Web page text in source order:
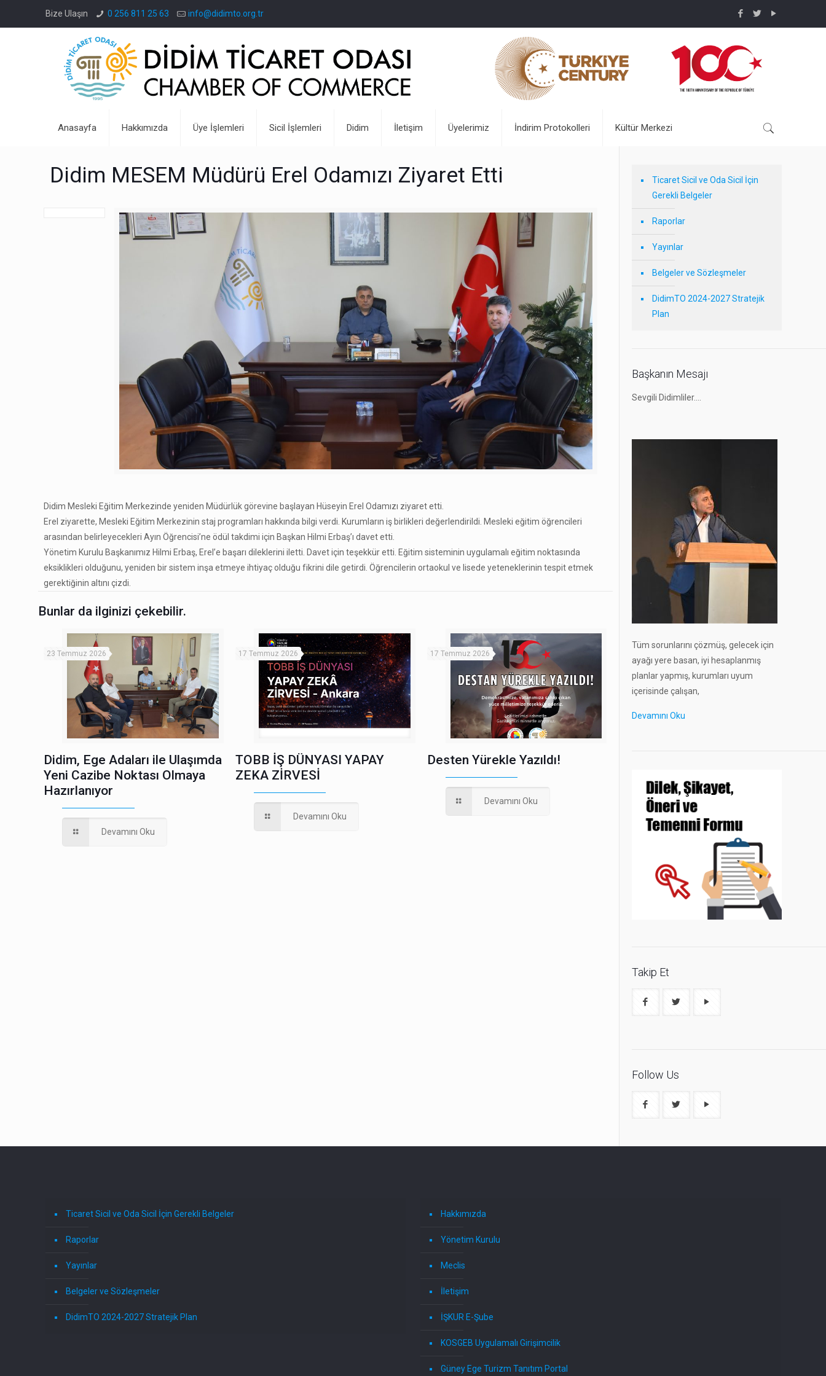
Bize Ulaşın 0 256 811 25 63 info@didimto.org.tr
Anasayfa Hakkımızda Üye İşlemleri Sicil İşlemleri Didim İletişim Üyelerimiz İndirim Protokolleri Kültür Merkezi
Didim MESEM Müdürü Erel Odamızı Ziyaret Etti
Didim Mesleki Eğitim Merkezinde yeniden Müdürlük görevine başlayan Hüseyin Erel Odamızı ziyaret etti.
Erel ziyarette, Mesleki Eğitim Merkezinin staj programları hakkında bilgi verdi. Kurumların iş birlikleri değerlendirildi. Mesleki eğitim öğrencileri
arasından belirleyecekleri Ayın Öğrencisi’ne ödül takdimi için Başkan Hilmi Erbaş’ı davet etti.
Yönetim Kurulu Başkanımız Hilmi Erbaş, Erel’e başarı dileklerini iletti. Davet için teşekkür etti. Eğitim sisteminin uygulamalı eğitim noktasında
eksiklikleri olduğunu, yeniden bir sistem inşa etmeye ihtiyaç olduğu fikrini dile getirdi. Öğrencilerin ortaokul ve lisede yeteneklerinin tespit etmek
gerektiğinin altını çizdi.
Bunlar da ilginizi çekebilir.
23 Temmuz 2026
Didim, Ege Adaları ile Ulaşımda
Yeni Cazibe Noktası Olmaya
Hazırlanıyor
Devamını Oku
17 Temmuz 2026
TOBB İŞ DÜNYASI YAPAY
ZEKA ZİRVESİ
Devamını Oku
17 Temmuz 2026
Desten Yürekle Yazıldı!
Devamını Oku
Ticaret Sicil ve Oda Sicil İçin
Gerekli Belgeler
Raporlar
Yayınlar
Belgeler ve Sözleşmeler
DidimTO 2024-2027 Stratejik
Plan
Başkanın Mesajı
Sevgili Didimliler….
Tüm sorunlarını çözmüş, gelecek için
ayağı yere basan, iyi hesaplanmış
planlar yapmış, kurumları uyum
içerisinde çalışan,
Devamını Oku
Takip Et
Follow Us
Ticaret Sicil ve Oda Sicil İçin Gerekli Belgeler
Raporlar
Yayınlar
Belgeler ve Sözleşmeler
DidimTO 2024-2027 Stratejik Plan
Hakkımızda
Yönetim Kurulu
Meclis
İletişim
İŞKUR E-Şube
KOSGEB Uygulamalı Girişimcilik
Güney Ege Turizm Tanıtım Portal